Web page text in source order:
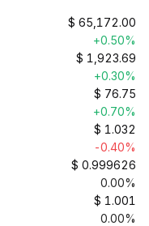
$ 65,172.00
+0.50%
$ 1,923.69
+0.30%
$ 76.75
+0.70%
$ 1.032
-0.40%
$ 0.999626
0.00%
$ 1.001
0.00%